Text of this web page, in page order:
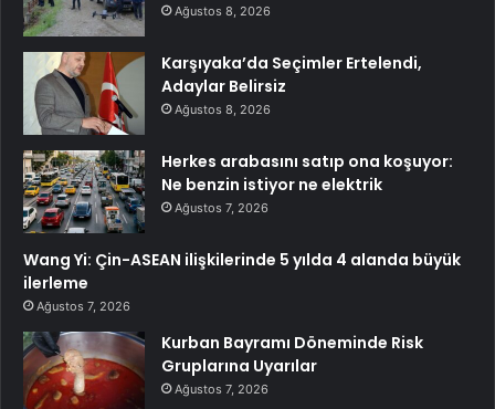
Ağustos 8, 2026
Karşıyaka’da Seçimler Ertelendi,
Adaylar Belirsiz
Ağustos 8, 2026
Herkes arabasını satıp ona koşuyor:
Ne benzin istiyor ne elektrik
Ağustos 7, 2026
Wang Yi: Çin-ASEAN ilişkilerinde 5 yılda 4 alanda büyük
ilerleme
Ağustos 7, 2026
Kurban Bayramı Döneminde Risk
Gruplarına Uyarılar
Ağustos 7, 2026